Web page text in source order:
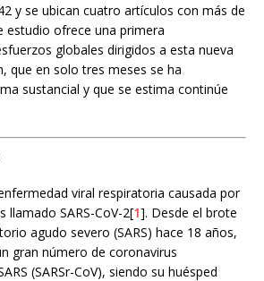
y se ubican cuatro artículos con más de
estudio ofrece una primera
globales dirigidos a esta nueva
que en solo tres meses se ha
sustancial y que se estima continúe
viral respiratoria causada por
llamado SARS-CoV-2[1]. Desde el brote
agudo severo (SARS) hace 18 años,
gran número de coronavirus
(SARSr-CoV), siendo su huésped